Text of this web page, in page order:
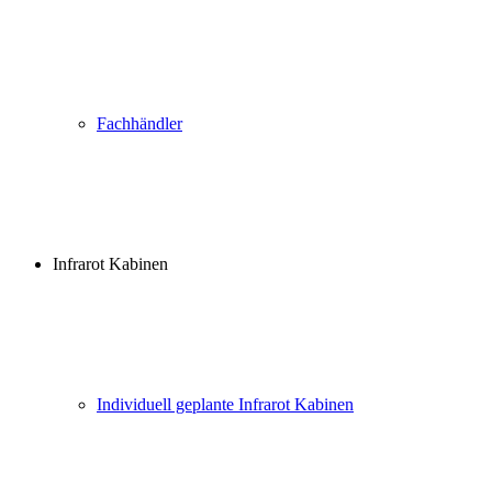
Fachhändler
Infrarot Kabinen
Individuell geplante Infrarot Kabinen